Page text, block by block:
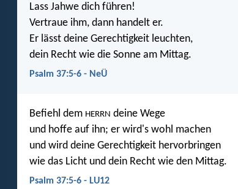
Lass Jahwe dich führen!
Vertraue ihm, dann handelt er.
Er lässt deine Gerechtigkeit leuchten,
dein Recht wie die Sonne am Mittag.
Psalm 37:5-6 - NeÜ
Befiehl dem HERRN deine Wege
und hoffe auf ihn; er wird's wohl machen
und wird deine Gerechtigkeit hervorbringen
wie das Licht und dein Recht wie den Mittag.
Psalm 37:5-6 - LU12